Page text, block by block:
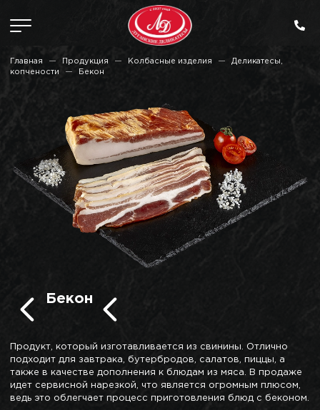
Главная Продукция Колбасные изделия
Деликатесы,
копчености
Бекон
Бекон
Продукт, который изготавливается из свинины. Отлично
подходит для завтрака, бутербродов, салатов, пиццы, а
также в качестве дополнения к блюдам из мяса. В продаже
идет сервисной нарезкой, что является огромным плюсом,
ведь это облегчает процесс приготовления блюд с беконом.